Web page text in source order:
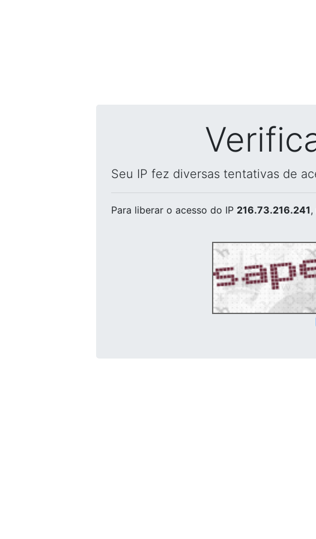
Seu IP fez diversas tentativas de
Para liberar o acesso do IP 216.73.216.241,